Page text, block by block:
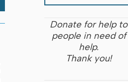
Donate for help to
people in need of
help.
Thank you!